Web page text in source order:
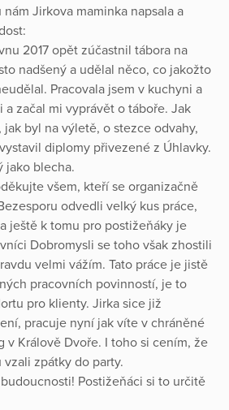
Jirkova maminka napsala a
2017 opět zúčastnil tábora na
nadšený a udělal něco, co jakožto
Pracovala jsem v kuchyni a
a začal mi vyprávět o táboře. Jak
jak byl na výletě, o stezce odvahy,
diplomy přivezené z Úhlavky.
jako blecha.
všem, kteří se organizačně
odvedli velký kus práce,
ještě k tomu pro postižeňáky je
Dobromysli se toho však zhostili
velmi vážím. Tato práce je jistě
pracovních povinností, je to
pro klienty. Jirka sice již
pracuje nyní jak víte v chráněné
v Králově Dvoře. I toho si cením, že
zpátky do party.
Postižeňáci si to určitě